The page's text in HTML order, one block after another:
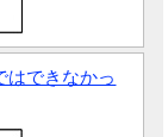
はできなかっ